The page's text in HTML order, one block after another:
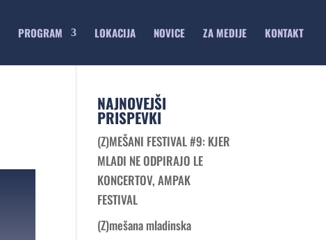
PROGRAM LOKACIJA NOVICE ZA MEDIJE KONTAKT
NAJNOVEJŠI
PRISPEVKI
(Z)MEŠANI FESTIVAL #9: KJER
MLADI NE ODPIRAJO LE
KONCERTOV, AMPAK
FESTIVAL
(Z)mešana mladinska